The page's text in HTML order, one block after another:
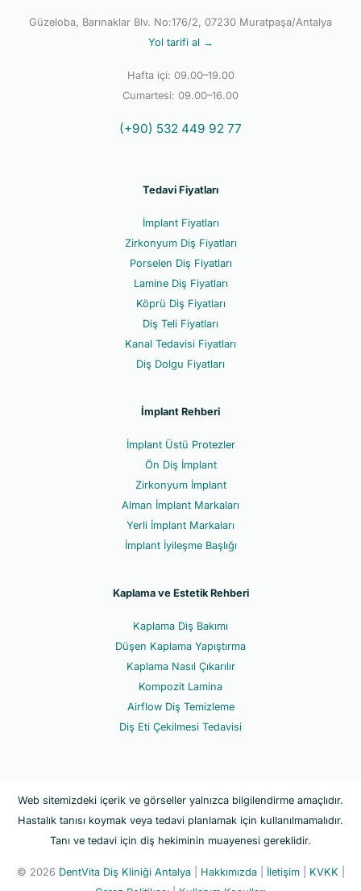
Güzeloba, Barınaklar Blv. No:176/2, 07230 Muratpaşa/Antalya
Yol tarifi al →
Hafta içi: 09.00–19.00
Cumartesi: 09.00–16.00
(+90) 532 449 92 77
Tedavi Fiyatları
İmplant Fiyatları
Zirkonyum Diş Fiyatları
Porselen Diş Fiyatları
Lamine Diş Fiyatları
Köprü Diş Fiyatları
Diş Teli Fiyatları
Kanal Tedavisi Fiyatları
Diş Dolgu Fiyatları
İmplant Rehberi
İmplant Üstü Protezler
Ön Diş İmplant
Zirkonyum İmplant
Alman İmplant Markaları
Yerli İmplant Markaları
İmplant İyileşme Başlığı
Kaplama ve Estetik Rehberi
Kaplama Diş Bakımı
Düşen Kaplama Yapıştırma
Kaplama Nasıl Çıkarılır
Kompozit Lamina
Airflow Diş Temizleme
Diş Eti Çekilmesi Tedavisi
Web sitemizdeki içerik ve görseller yalnızca bilgilendirme amaçlıdır.
Hastalık tanısı koymak veya tedavi planlamak için kullanılmamalıdır.
Tanı ve tedavi için diş hekiminin muayenesi gereklidir.
© 2026 DentVita Diş Kliniği Antalya| Hakkımızda| İletişim| KVKK